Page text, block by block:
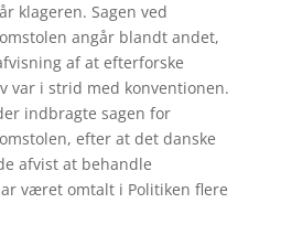
klageren. Sagen ved
angår blandt andet,
af at efterforske
var i strid med konventionen.
indbragte sagen for
efter at det danske
afvist at behandle
været omtalt i Politiken flere